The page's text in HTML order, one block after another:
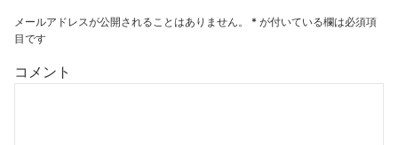
メールアドレスが公開されることはありません。 * が付いている欄は必須項
目です
コメント